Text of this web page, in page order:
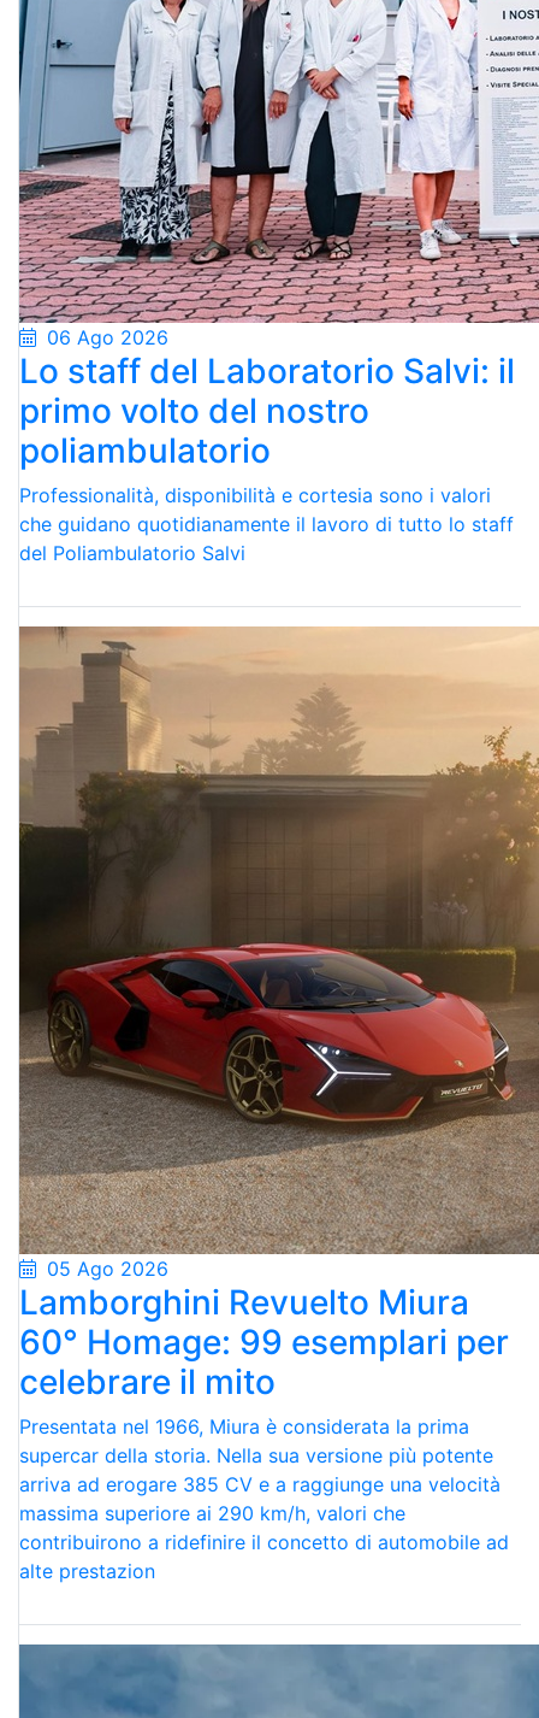
06 Ago 2026
Lo staff del Laboratorio Salvi: il
primo volto del nostro
poliambulatorio
Professionalità, disponibilità e cortesia sono i valori
che guidano quotidianamente il lavoro di tutto lo staff
del Poliambulatorio Salvi
05 Ago 2026
Lamborghini Revuelto Miura
60° Homage: 99 esemplari per
celebrare il mito
Presentata nel 1966, Miura è considerata la prima
supercar della storia. Nella sua versione più potente
arriva ad erogare 385 CV e a raggiunge una velocità
massima superiore ai 290 km/h, valori che
contribuirono a ridefinire il concetto di automobile ad
alte prestazion